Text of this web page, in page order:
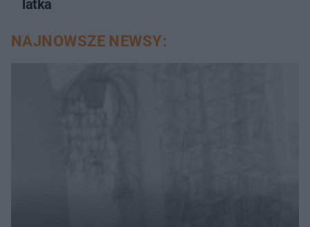
latka
NAJNOWSZE NEWSY: